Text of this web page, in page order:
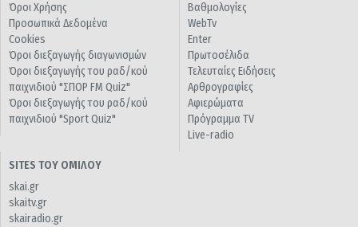
Όροι Χρήσης
Προσωπικά Δεδομένα
Cookies
Όροι διεξαγωγής διαγωνισμών
Όροι διεξαγωγής του ραδ/κού
παιχνιδιού "ΣΠΟΡ FM Quiz"
Όροι διεξαγωγής του ραδ/κού
παιχνιδιού "Sport Quiz"
Βαθμολογίες
WebTv
Enter
Πρωτοσέλιδα
Τελευταίες Ειδήσεις
Αρθρογραφίες
Αφιερώματα
Πρόγραμμα TV
Live-radio
SITES ΤΟΥ ΟΜΙΛΟΥ
skai.gr
skaitv.gr
skairadio.gr